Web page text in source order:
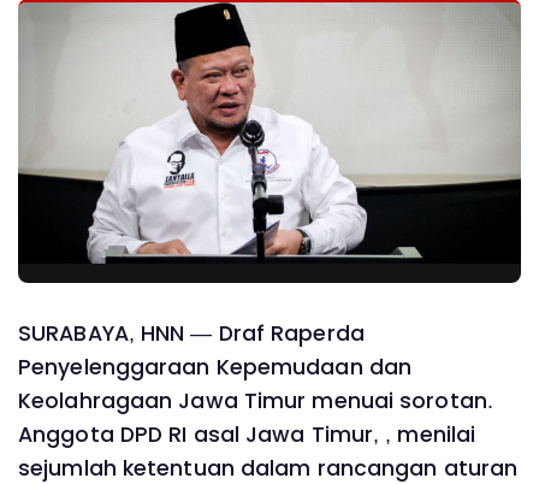
SURABAYA, HNN — Draf Raperda
Penyelenggaraan Kepemudaan dan
Keolahragaan Jawa Timur menuai sorotan.
Anggota DPD RI asal Jawa Timur, , menilai
sejumlah ketentuan dalam rancangan aturan